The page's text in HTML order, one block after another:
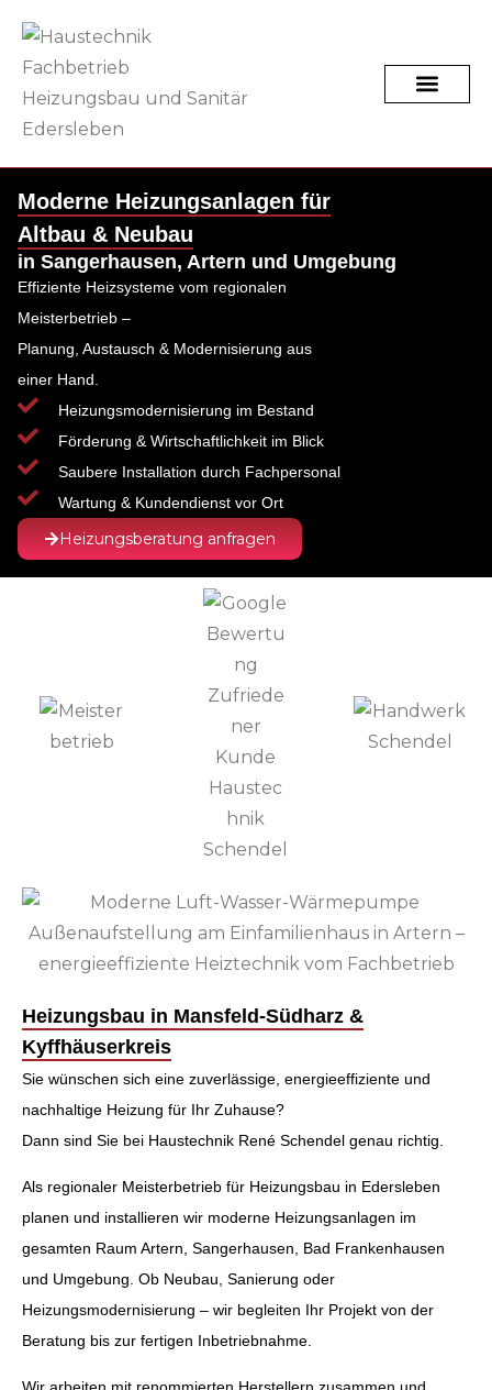
Moderne Heizungsanlagen für
Altbau & Neubau
in Sangerhausen, Artern und Umgebung
Effiziente Heizsysteme vom regionalen
Meisterbetrieb –
Planung, Austausch & Modernisierung aus
einer Hand.
Heizungsmodernisierung im Bestand
Förderung & Wirtschaftlichkeit im Blick
Saubere Installation durch Fachpersonal
Wartung & Kundendienst vor Ort
Heizungsberatung anfragen
Heizungsbau in Mansfeld-Südharz &
Kyffhäuserkreis
Sie wünschen sich eine zuverlässige, energieeffiziente und
nachhaltige Heizung für Ihr Zuhause?
Dann sind Sie bei Haustechnik René Schendel genau richtig.
Als regionaler Meisterbetrieb für Heizungsbau in Edersleben
planen und installieren wir moderne Heizungsanlagen im
gesamten Raum Artern, Sangerhausen, Bad Frankenhausen
und Umgebung. Ob Neubau, Sanierung oder
Heizungsmodernisierung – wir begleiten Ihr Projekt von der
Beratung bis zur fertigen Inbetriebnahme.